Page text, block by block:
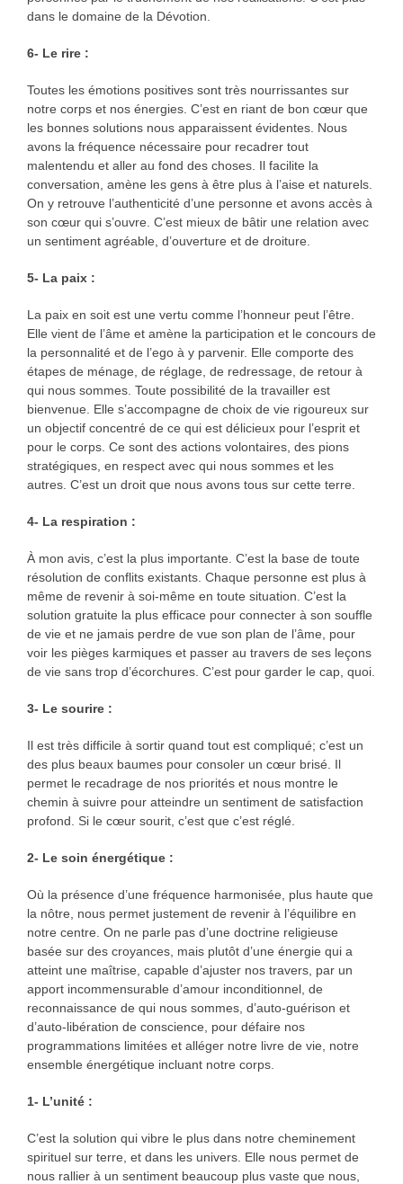
dans le domaine de la Dévotion.
6- Le rire :
Toutes les émotions positives sont très nourrissantes sur
notre corps et nos énergies. C’est en riant de bon cœur que
les bonnes solutions nous apparaissent évidentes. Nous
avons la fréquence nécessaire pour recadrer tout
malentendu et aller au fond des choses. Il facilite la
conversation, amène les gens à être plus à l’aise et naturels.
On y retrouve l’authenticité d’une personne et avons accès à
son cœur qui s’ouvre. C’est mieux de bâtir une relation avec
un sentiment agréable, d’ouverture et de droiture.
5- La paix :
La paix en soit est une vertu comme l’honneur peut l’être.
Elle vient de l’âme et amène la participation et le concours de
la personnalité et de l’ego à y parvenir. Elle comporte des
étapes de ménage, de réglage, de redressage, de retour à
qui nous sommes. Toute possibilité de la travailler est
bienvenue. Elle s’accompagne de choix de vie rigoureux sur
un objectif concentré de ce qui est délicieux pour l’esprit et
pour le corps. Ce sont des actions volontaires, des pions
stratégiques, en respect avec qui nous sommes et les
autres. C’est un droit que nous avons tous sur cette terre.
4- La respiration :
À mon avis, c’est la plus importante. C’est la base de toute
résolution de conflits existants. Chaque personne est plus à
même de revenir à soi-même en toute situation. C’est la
solution gratuite la plus efficace pour connecter à son souffle
de vie et ne jamais perdre de vue son plan de l’âme, pour
voir les pièges karmiques et passer au travers de ses leçons
de vie sans trop d’écorchures. C’est pour garder le cap, quoi.
3- Le sourire :
Il est très difficile à sortir quand tout est compliqué; c’est un
des plus beaux baumes pour consoler un cœur brisé. Il
permet le recadrage de nos priorités et nous montre le
chemin à suivre pour atteindre un sentiment de satisfaction
profond. Si le cœur sourit, c’est que c’est réglé.
2- Le soin énergétique :
Où la présence d’une fréquence harmonisée, plus haute que
la nôtre, nous permet justement de revenir à l’équilibre en
notre centre. On ne parle pas d’une doctrine religieuse
basée sur des croyances, mais plutôt d’une énergie qui a
atteint une maîtrise, capable d’ajuster nos travers, par un
apport incommensurable d’amour inconditionnel, de
reconnaissance de qui nous sommes, d’auto-guérison et
d’auto-libération de conscience, pour défaire nos
programmations limitées et alléger notre livre de vie, notre
ensemble énergétique incluant notre corps.
1- L’unité :
C’est la solution qui vibre le plus dans notre cheminement
spirituel sur terre, et dans les univers. Elle nous permet de
nous rallier à un sentiment beaucoup plus vaste que nous,